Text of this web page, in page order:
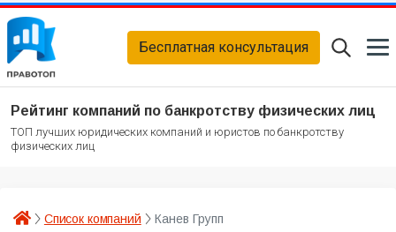
Бесплатная консультация
Рейтинг компаний по банкротству физических лиц
ТОП лучших юридических компаний и юристов по банкротству
физических лиц
Список компаний Канев Групп